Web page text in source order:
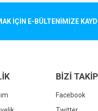
İÇİN E-BÜLTENİMİZE
BİZİ
Facebook